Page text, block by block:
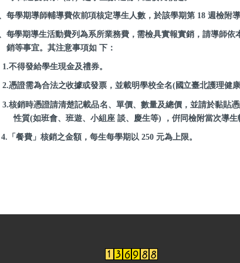
每學期導師輔導費依前項核定導生人數，於該學期第 18 週檢附
每學期導生活動費列為系所業務費，需檢具實報實銷，請導師依
銷等事宜。其注意事項如 下：
1.不得發給學生現金及禮券。
2.憑證需為合法之收據或發票，並載明學校全名(國立臺北護理健
3.核銷時憑證請清楚記載品名、單價、數量及總價，並請於黏貼
性質(如班會、班遊、小組座 談、慶生等) ，倂同檢附當次導生
4. 「餐費」核銷之金額，每生每學期以 250 元為上限。